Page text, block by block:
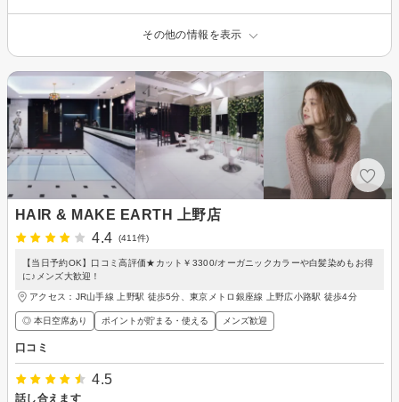
その他の情報を表示
HAIR & MAKE EARTH 上野店
4.4
(411件)
【当日予約OK】口コミ高評価★カット￥3300/オーガニックカラーや白髪染めもお得
に♪メンズ大歓迎！
アクセス：JR山手線 上野駅 徒歩5分、東京メトロ銀座線 上野広小路駅 徒歩4分
◎ 本日空席あり ポイントが貯まる・使える メンズ歓迎
口コミ
4.5
話し合えます